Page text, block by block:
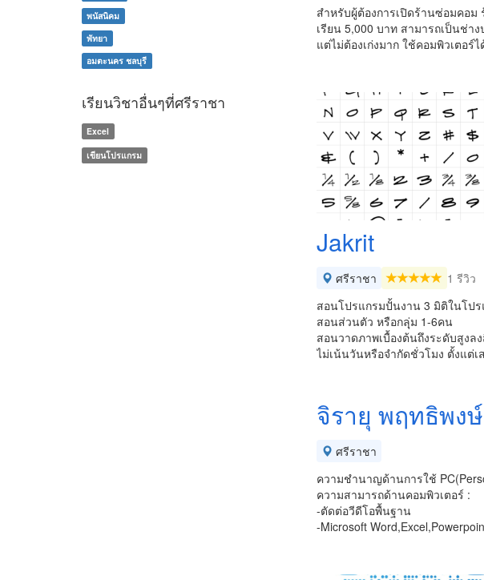
สำหรับผู้ต้องการเปิดร้านซ่อมคอม
เรียน 5,000 บาท สามารถเป็นช่า
แต่ไม่ต้องเก่งมาก ใช้คอมพิวเตอร์
Jakrit
ศรีราชา
1 รีวิว
สอนโปรแกรมปั้นงาน 3 มิติในโปร
สอนส่วนตัว หรือกลุุ่ม 1-6คน
สอนวาดภาพเบื้องต้นถึงระดับสูงล
ไม่เน้นวันหรือจำกัดชั่วโมง ตั้งแต่เ
จิรายุ พฤทธิพงษ์
ศรีราชา
ความชำนาญด้านการใช้
ความสามารถด้านคอมพิวเตอร์ :
-ตัดต่อวีดีโอพื้นฐาน
-Microsoft
พนัสนิคม
พัทยา
อมตะนคร ชลบุรี
เรียนวิชาอื่นๆที่ศรีราชา
Excel
เขียนโปรแกรม